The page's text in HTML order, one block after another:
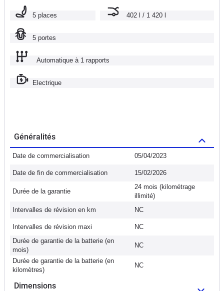
5 places 402 l / 1 420 l
5 portes
Automatique à 1 rapports
Electrique
Généralités
Date de commercialisation 05/04/2023
Date de fin de commercialisation 15/02/2026
Durée de la garantie
24 mois (kilométrage
illimité)
Intervalles de révision en km
NC
Intervalles de révision maxi
NC
Durée de garantie de la batterie (en
mois)
NC
Durée de garantie de la batterie (en
kilomètres)
NC
Dimensions